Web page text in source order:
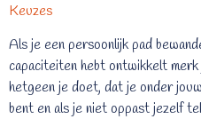
Keuzes
Als je een persoonlijk pad
capaciteiten hebt ontwikkelt
hetgeen je doet, dat je onder
bent en als je niet oppast jezelf